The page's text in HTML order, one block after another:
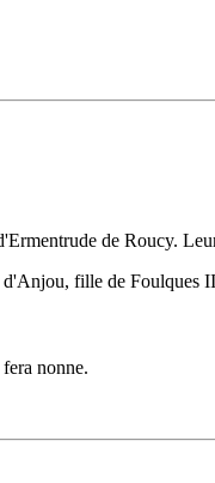
de Roucy.
d'Anjou, fille de Foulques
nonne.